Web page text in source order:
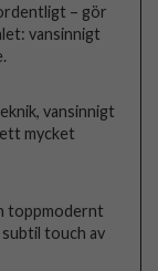
– gör
vansinnigt
vansinnigt
mycket
toppmodernt
touch av